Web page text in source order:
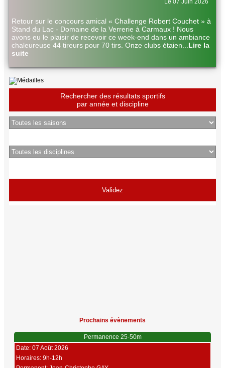
Le 07 Juin 2026
Retour sur le concours amical « Challenge Robert Couchet » à
Stand du Lac - Domaine de la Verrerie à Carmaux ! Nous
avons eu le plaisir de recevoir ce week-end dans un ambiance
chaleureuse 44 tireurs pour 70 tirs. Onze clubs étaien
Lire la
suite
Rechercher des résultats sportifs
par année et discipline
Prochains évènements
Permanence 25-50m
Date: 07 Août 2026
Horaires: 9h-12h